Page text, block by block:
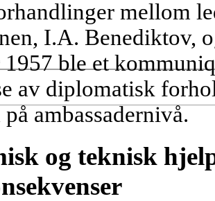
mellom
I.A. Benediktov,
1957 ble et
av diplomatisk
ambassadernivå.
og teknisk